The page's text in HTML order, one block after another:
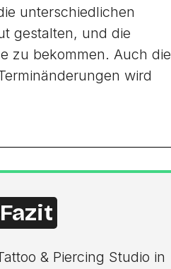
unterschiedlichen
gestalten, und die
zu bekommen. Auch die
wird
& Piercing Studio in